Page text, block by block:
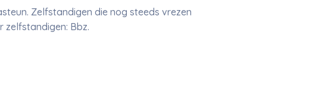
Zelfstandigen die nog steeds vrezen
zelfstandigen: Bbz.